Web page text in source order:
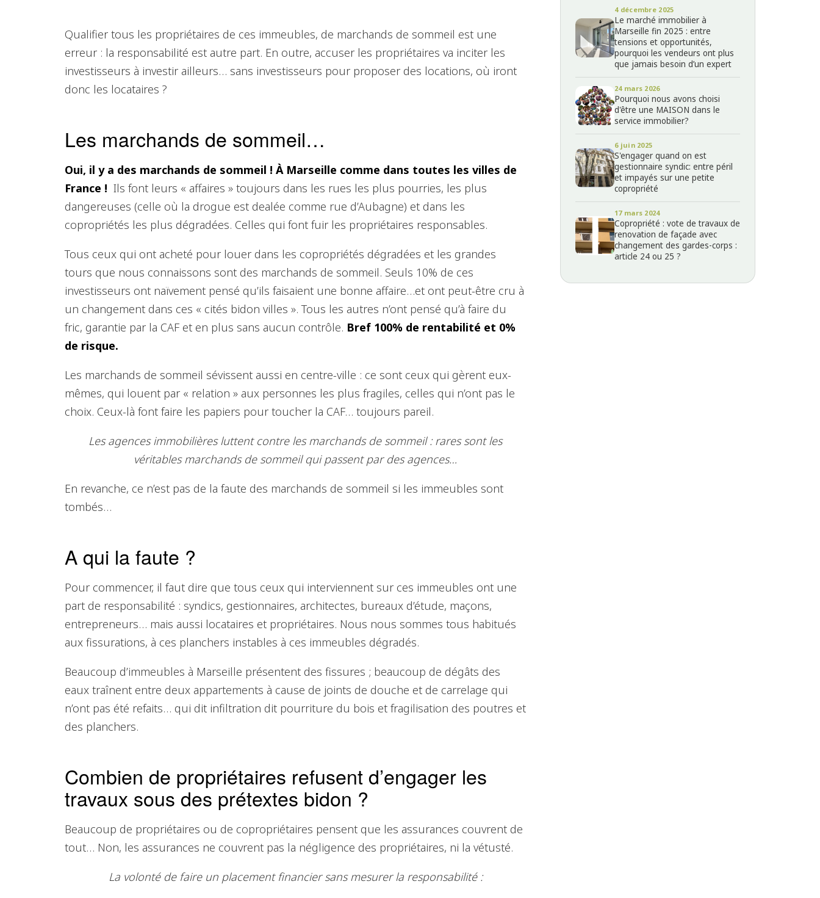
Qualifier tous les propriétaires de ces immeubles, de marchands de sommeil est une
erreur : la responsabilité est autre part. En outre, accuser les propriétaires va inciter les
investisseurs à investir ailleurs… sans investisseurs pour proposer des locations, où iront
donc les locataires ?
Les marchands de sommeil…
Oui, il y a des marchands de sommeil ! À Marseille comme dans toutes les villes de
France ! Ils font leurs « affaires » toujours dans les rues les plus pourries, les plus
dangereuses (celle où la drogue est dealée comme rue d’Aubagne) et dans les
copropriétés les plus dégradées. Celles qui font fuir les propriétaires responsables.
Tous ceux qui ont acheté pour louer dans les copropriétés dégradées et les grandes
tours que nous connaissons sont des marchands de sommeil. Seuls 10% de ces
investisseurs ont naïvement pensé qu’ils faisaient une bonne affaire…et ont peut-être cru à
un changement dans ces « cités bidon villes ». Tous les autres n’ont pensé qu’à faire du
fric, garantie par la CAF et en plus sans aucun contrôle. Bref 100% de rentabilité et 0%
de risque.
Les marchands de sommeil sévissent aussi en centre-ville : ce sont ceux qui gèrent eux-
mêmes, qui louent par « relation » aux personnes les plus fragiles, celles qui n’ont pas le
choix. Ceux-là font faire les papiers pour toucher la CAF… toujours pareil.
Les agences immobilières luttent contre les marchands de sommeil : rares sont les
véritables marchands de sommeil qui passent par des agences…
En revanche, ce n’est pas de la faute des marchands de sommeil si les immeubles sont
tombés…
A qui la faute ?
Pour commencer, il faut dire que tous ceux qui interviennent sur ces immeubles ont une
part de responsabilité : syndics, gestionnaires, architectes, bureaux d’étude, maçons,
entrepreneurs… mais aussi locataires et propriétaires. Nous nous sommes tous habitués
aux fissurations, à ces planchers instables à ces immeubles dégradés.
Beaucoup d’immeubles à Marseille présentent des fissures ; beaucoup de dégâts des
eaux traînent entre deux appartements à cause de joints de douche et de carrelage qui
n’ont pas été refaits… qui dit infiltration dit pourriture du bois et fragilisation des poutres et
des planchers.
Combien de propriétaires refusent d’engager les
travaux sous des prétextes bidon ?
Beaucoup de propriétaires ou de copropriétaires pensent que les assurances couvrent de
tout… Non, les assurances ne couvrent pas la négligence des propriétaires, ni la vétusté.
La volonté de faire un placement financier sans mesurer la responsabilité :
4 décembre 2025
Le marché immobilier à
Marseille fin 2025 : entre
tensions et opportunités,
pourquoi les vendeurs ont plus
que jamais besoin d’un expert
24 mars 2026
Pourquoi nous avons choisi
d'être une MAISON dans le
service immobilier?
6 juin 2025
S'engager quand on est
gestionnaire syndic: entre péril
et impayés sur une petite
copropriété
17 mars 2024
Copropriété : vote de travaux de
renovation de façade avec
changement des gardes-corps :
article 24 ou 25 ?